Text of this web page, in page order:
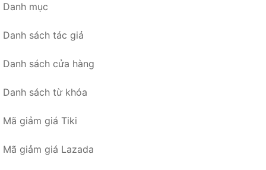
Danh mục
Danh sách tác giả
Danh sách cửa hàng
Danh sách từ khóa
Mã giảm giá Tiki
Mã giảm giá Lazada